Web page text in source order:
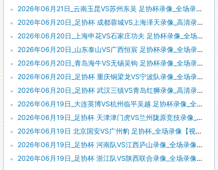
2026年06月21日_云南玉昆VS苏州东吴 足协杯录像_全场录像【视频集锦】
2026年06月20日_足协杯 成都蓉城VS上海泽天录像_高清录像【全场回放】
2026年06月20日_上海申花VS石家庄功夫 足协杯录像_全场录像【全场回放】
2026年06月20日_山东泰山VS广西恒宸 足协杯录像_全场录像【高清回放】
2026年06月20日_青岛海牛VS无锡吴钩 足协杯录像_全场录像【全场回放】
2026年06月20日_足协杯 重庆铜梁龙VS宁波队录像_全场录像【高清回放】
2026年06月20日_足协杯 武汉三镇VS青岛红狮录像_高清录像【全场回放】
2026年06月19日_大连英博VS杭州临平吴越 足协杯录像_全场录像【全场回放】
2026年06月19日_足协杯 天津津门虎VS兰州陇原竞技录像_高清录像【全场回放】
2026年06月19日 北京国安VS广州豹 足协杯_全场录像【视频集锦】
2026年06月19日_足协杯 河南队VS江西庐山录像_全场录像【高清回放】
2026年06月19日_足协杯 浙江队VS陕西联合录像_全场录像【高清回放】